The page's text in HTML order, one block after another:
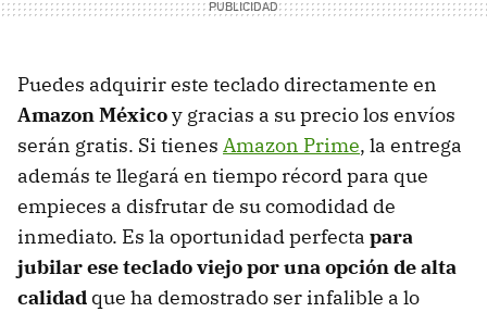
Puedes adquirir este teclado directamente en
Amazon Méxicoy gracias a su precio los envíos
serán gratis. Si tienes Amazon Prime, la entrega
además te llegará en tiempo récord para que
empieces a disfrutar de su comodidad de
inmediato. Es la oportunidad perfecta para
jubilar ese teclado viejo por una opción de alta
calidad que ha demostrado ser infalible a lo